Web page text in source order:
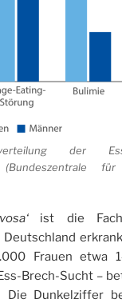
der
(Bundeszentrale für
ist die
Deutschland
Frauen etwa
Brech-Sucht –
Die Dunkelziffer